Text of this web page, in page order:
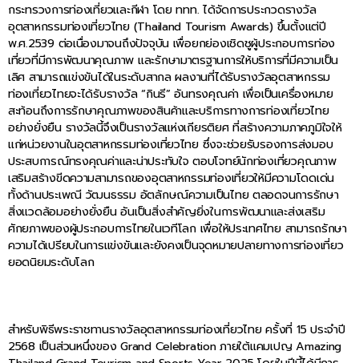
กระทรวงการท่องเที่ยวและกีฬา โดย ททท. ได้จัดการประกวดรางวัล
อุตสาหกรรมท่องเที่ยวไทย (Thailand Tourism Awards) ขึ้นตั้งแต่ปี
พ.ศ.2539 ต่อเนื่องมาจนถึงปัจจุบัน เพื่อยกย่องเชิดชูผู้ประกอบการท่อง
เที่ยวที่มีการพัฒนาคุณภาพ และรักษามาตรฐานการให้บริการที่มีความเป็น
เลิศ สามารถแข่งขันได้ในระดับสากล ผลงานที่ได้รับรางวัลอุตสาหกรรม
ท่องเที่ยวไทยจะได้รับรางวัล “กินรี” อันทรงคุณค่า เพื่อเป็นเครื่องหมาย
สะท้อนถึงการรักษาคุณภาพของสินค้าและบริการทางการท่องเที่ยวไทย
อย่างยั่งยืน รางวัลนี้จึงเป็นรางวัลแห่งเกียรติยศ ที่สร้างความภาคภูมิใจให้
แก่หน่วยงานในอุตสาหกรรมท่องเที่ยวไทย ซึ่งจะช่วยรับรองการส่งมอบ
ประสบการณ์ทรงคุณค่าและน่าประทับใจ ตอบโจทย์นักท่องเที่ยวคุณภาพ
เสริมสร้างขีดความสามารถของอุตสาหกรรมท่องเที่ยวให้มีความโดดเด่น
ทั้งด้านประเพณี วัฒนธรรม อัตลักษณ์ความเป็นไทย ตลอดจนการรักษา
สิ่งแวดล้อมอย่างยั่งยืน อันเป็นสิ่งสำคัญยิ่งในการพัฒนาและส่งเสริม
ศักยภาพของผู้ประกอบการไทยในเวทีโลก เพื่อให้ประเทศไทย สามารถรักษา
ความได้เปรียบในการแข่งขันและยังคงเป็นจุดหมายปลายทางการท่องเที่ยว
ยอดนิยมระดับโลก
สำหรับพิธีพระราชทานรางวัลอุตสาหกรรมท่องเที่ยวไทย ครั้งที่ 15 ประจำปี
2568 เป็นส่วนหนึ่งของ Grand Celebration ภายใต้แคมเปญ Amazing